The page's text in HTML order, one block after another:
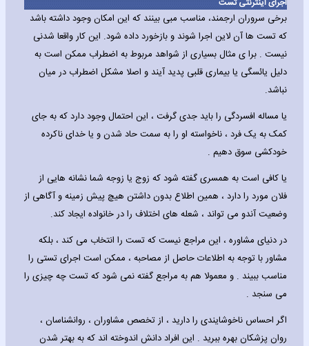
اجرای اینترنتی تست
برخی سروران ارجمند، مناسب مبی بینند که این امکان وجود داشته باشد
که تست ها آن لاین اجرا شوند و بازخورد داده شود. این کار واقعا شدنی
نیست . برا ی مثال بسیاری از شواهد مربوط به اضطراب ممکن است به
دلیل یائسگی یا بیماری قلبی پدید آیند و اصلا مشکل اضطراب در میان
نباشد.
یا مساله افسردگی را باید جدی گرفت ، این احتمال وجود دارد که به جای
کمک به یک فرد ، ناخواسته او را به سمت حاد شدن و یا خدای ناکرده
خودکشی سوق دهیم .
یا کافی است به همسری گفته شود که زوج یا زوجه شما نشانه هایی از
فلان مورد را دارد ، همین اطلاع بدون داشتن هیچ پیش زمینه و آگاهی از
وضعیت آندو می تواند ، شعله های اختلاف را در خانواده ایجاد کند.
در دنیای مشاوره ، این مراجع نیست که تست را انتخاب می کند ، بلکه
مشاور با توجه به اطلاعات حاصل از مصاحبه ، ممکن است اجرای تستی را
مناسب ببیند . و معمولا هم به مراجع گفته نمی شود که تست چه چیزی را
می سنجد .
اگر احساس ناخوشایندی را دارید ، از تخصص مشاوران ، روانشناسان ،
روان پزشکان بهره ببرید . این افراد دانش اندوخته اند که به بهتر شدن